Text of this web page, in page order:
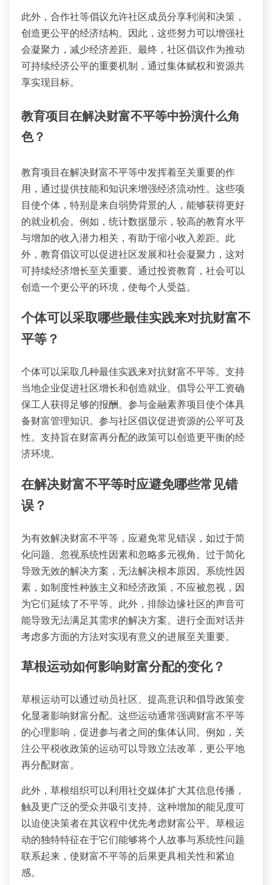
此外，合作社等倡议允许社区成员分享利润和决策，
创造更公平的经济结构。因此，这些努力可以增强社
会凝聚力，减少经济差距。最终，社区倡议作为推动
可持续经济公平的重要机制，通过集体赋权和资源共
享实现目标。
教育项目在解决财富不平等中扮演什么角
色？
教育项目在解决财富不平等中发挥着至关重要的作
用，通过提供技能和知识来增强经济流动性。这些项
目使个体，特别是来自弱势背景的人，能够获得更好
的就业机会。例如，统计数据显示，较高的教育水平
与增加的收入潜力相关，有助于缩小收入差距。此
外，教育倡议可以促进社区发展和社会凝聚力，这对
可持续经济增长至关重要。通过投资教育，社会可以
创造一个更公平的环境，使每个人受益。
个体可以采取哪些最佳实践来对抗财富不
平等？
个体可以采取几种最佳实践来对抗财富不平等。支持
当地企业促进社区增长和创造就业。倡导公平工资确
保工人获得足够的报酬。参与金融素养项目使个体具
备财富管理知识。参与社区倡议促进资源的公平可及
性。支持旨在财富再分配的政策可以创造更平衡的经
济环境。
在解决财富不平等时应避免哪些常见错
误？
为有效解决财富不平等，应避免常见错误，如过于简
化问题、忽视系统性因素和忽略多元视角。过于简化
导致无效的解决方案，无法解决根本原因。系统性因
素，如制度性种族主义和经济政策，不应被忽视，因
为它们延续了不平等。此外，排除边缘社区的声音可
能导致无法满足其需求的解决方案。进行全面对话并
考虑多方面的方法对实现有意义的进展至关重要。
草根运动如何影响财富分配的变化？
草根运动可以通过动员社区、提高意识和倡导政策变
化显著影响财富分配。这些运动通常强调财富不平等
的心理影响，促进参与者之间的集体认同。例如，关
注公平税收政策的运动可以导致立法改革，更公平地
再分配财富。
此外，草根组织可以利用社交媒体扩大其信息传播，
触及更广泛的受众并吸引支持。这种增加的能见度可
以迫使决策者在其议程中优先考虑财富公平。草根运
动的独特特征在于它们能够将个人故事与系统性问题
联系起来，使财富不平等的后果更具相关性和紧迫
感。